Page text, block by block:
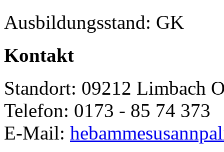
Ausbildungsstand: GK
Kontakt
Standort: 09212 Limbach
Telefon: 0173 - 85 74 373
E-Mail: